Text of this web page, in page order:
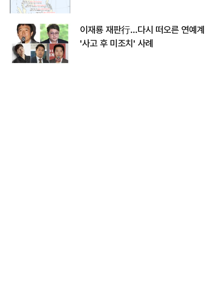
이재룡 재판行…다시 떠오른 연예계
'사고 후 미조치' 사례